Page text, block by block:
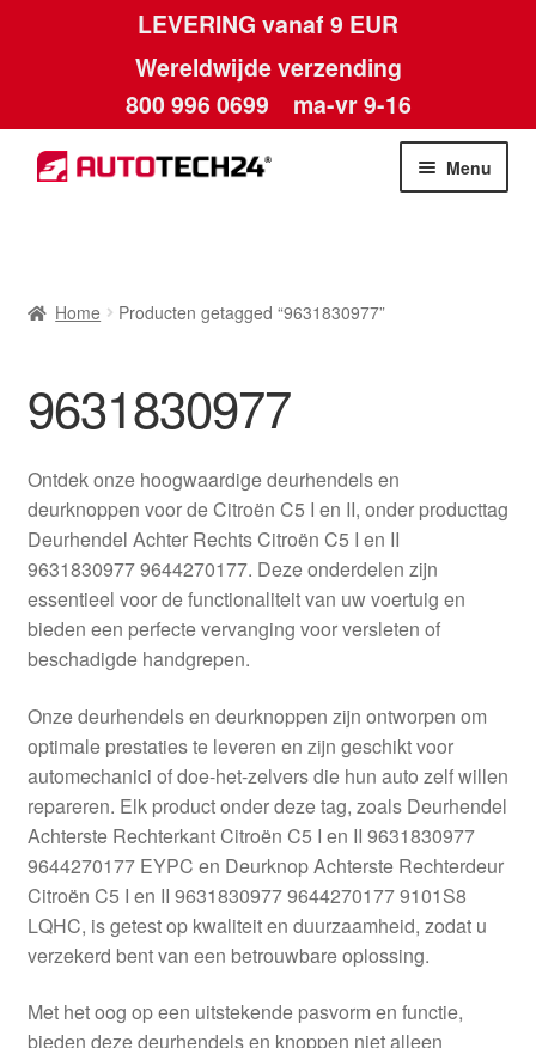
LEVERING vanaf 9 EUR
Wereldwijde verzending
800 996 0699 ma-vr 9-16
Ga
door
Ga
naar
Menu
Betalingen
Contact
Kassa
Klachten
Klachtenprocedure
Levering
Mijn account
Over ons
Privacybeleid
Home Producten getagged “9631830977”
9631830977
Ontdek onze hoogwaardige deurhendels en
deurknoppen voor de Citroën C5 I en II, onder producttag
Deurhendel Achter Rechts Citroën C5 I en II
9631830977 9644270177. Deze onderdelen zijn
essentieel voor de functionaliteit van uw voertuig en
bieden een perfecte vervanging voor versleten of
beschadigde handgrepen.
Onze deurhendels en deurknoppen zijn ontworpen om
optimale prestaties te leveren en zijn geschikt voor
automechanici of doe-het-zelvers die hun auto zelf willen
repareren. Elk product onder deze tag, zoals Deurhendel
Achterste Rechterkant Citroën C5 I en II 9631830977
9644270177 EYPC en Deurknop Achterste Rechterdeur
Citroën C5 I en II 9631830977 9644270177 9101S8
LQHC, is getest op kwaliteit en duurzaamheid, zodat u
verzekerd bent van een betrouwbare oplossing.
Met het oog op een uitstekende pasvorm en functie,
bieden deze deurhendels en knoppen niet alleen